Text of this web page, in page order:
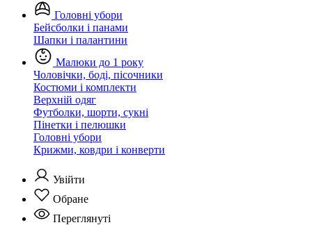
Головні убори
Бейсболки і панами
Шапки і палантини
Малюки до 1 року
Чоловічки, боді, пісочники
Костюми і комплекти
Верхній одяг
Футболки, шорти, сукні
Пінетки і пелюшки
Головні убори
Крижми, ковдри і конверти
Увійти
Обране
Переглянуті